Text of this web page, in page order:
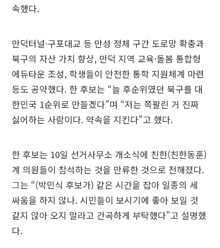
속했다.
만덕터널·구포대교 등 만성 정체 구간 도로망 확충과
북구의 자산 가치 향상, 만덕 지역 교육·돌봄 통합형
에듀타운 조성, 학생들이 안전한 통학 지원체계 마련
등도 공약했다. 한 후보는 “늘 후순위였던 북구를 대
한민국 1순위로 만들겠다”며 “저는 쪽팔린 거 진짜
싫어하는 사람이다. 약속을 지킨다”고 했다.
한 후보는 10일 선거사무소 개소식에 친한(친한동훈)
계 의원들이 참석하는 것을 만류한 것으로 전해졌다.
그는 “(박민식 후보가) 같은 시간을 잡아 일종의 세
싸움을 하지 않나. 시민들이 보시기에 좋아 보일 것
같지 않아 오지 말라고 간곡하게 부탁했다”고 설명했
다.